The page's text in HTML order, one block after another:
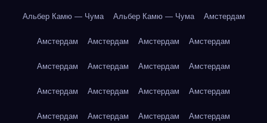
Альбер Камю — Чума Альбер Камю — Чума Амстердам
Амстердам Амстердам Амстердам Амстердам
Амстердам Амстердам Амстердам Амстердам
Амстердам Амстердам Амстердам Амстердам
Амстердам Амстердам Амстердам Амстердам